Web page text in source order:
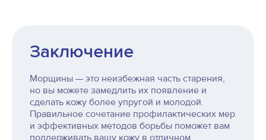
Заключение
Морщины — это неизбежная часть старения,
но вы можете замедлить их появление и
сделать кожу более упругой и молодой.
Правильное сочетание профилактических мер
и эффективных методов борьбы поможет вам
поддерживать вашу кожу в отличном